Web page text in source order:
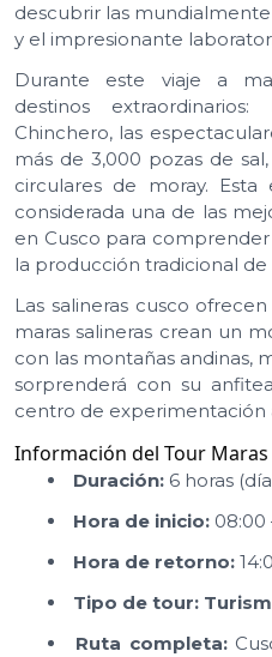
descubrir las
y el impresionante
Durante este viaje a
destinos
Chinchero, las
más de 3,000 pozas de
circulares de moray. Esta
considerada una de las
en Cusco para
la producción tradicional de
Las salineras cusco
maras salineras crean un
con las montañas andinas,
sorprenderá con su
centro de experimentación
Información del Tour
Duración: 6 horas
Hora de inicio: 08:00
Hora de retorno:
Tipo de tour:
Ruta completa: